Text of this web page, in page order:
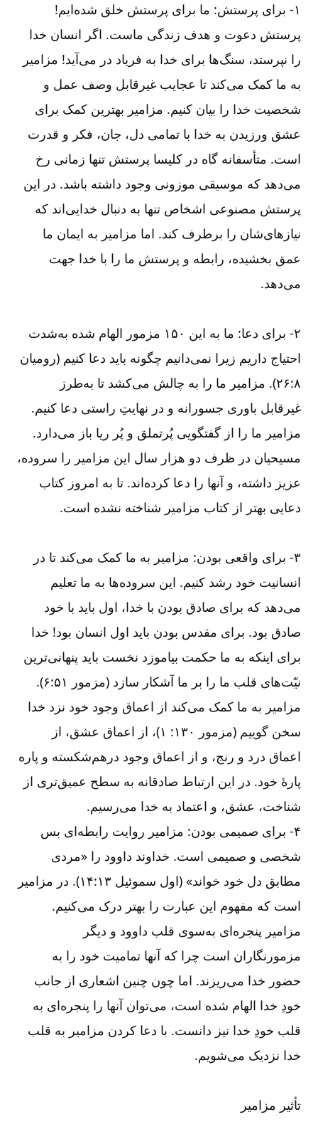
۱-‏‏‏‏‏ برای پرستش: ما برای پرستش خلق شده‌‌ایم!
پرستش دعوت و هدف زندگی ماست. اگر انسان خدا
را نپرستد، سنگ‌‌ها برای خدا به فریاد در می‌‌آید! مزامیر
به ما کمک می‌‌کند تا عجایب غیرقابل وصف عمل و
شخصیت خدا را بیان کنیم. مزامیر بهترین کمک برای
عشق ورزیدن به خدا با تمامی دل، جان، فکر و قدرت
است. متأسفانه گاه در کلیسا پرستش تنها زمانی رخ
می‌‌دهد که موسیقی موزونی وجود داشته باشد. در این
پرستش مصنوعی اشخاص تنها به دنبال خدایی‌‌اند که
نیازهای‌‌شان را برطرف کند. اما مزامیر به ایمان ما
عمق بخشیده، رابطه و پرستش ما را با خدا جهت
می‌‌دهد.
۲-‏‏‏‏‏ برای دعا: ما به این ۱۵۰ مزمور الهام شده به‌‌شدت
احتیاج داریم زیرا نمی‌‌دانیم چگونه باید دعا کنیم (رومیان
۸:‏۲۶). مزامیر ما را به چالش می‌‌کشد تا به‌‌طرز
غیرقابل باوری جسورانه و در نهایتِ راستی دعا کنیم.
مزامیر ما را از گفتگویی پُرتملق و پُر ریا باز می‌‌دارد.
مسیحیان در ظرف دو هزار سال این مزامیر را سروده،
عزیز داشته، و آنها را دعا کرده‌‌اند. تا به امروز کتاب
دعایی بهتر از کتاب مزامیر شناخته نشده است.
۳-‏‏‏‏‏ برای واقعی بودن: مزامیر به ما کمک می‌‌کند تا در
انسانیت خود رشد کنیم. این سروده‌‌ها به ما تعلیم
می‌‌دهد که برای صادق بودن با خدا، اول باید با خود
صادق بود. برای مقدس بودن باید اول انسان بود! خدا
برای اینکه به ما حکمت بیاموزد نخست باید پنهانی‌‌ترین
نیّت‌‌های قلب ما را بر ما آشکار سازد (مزمور ۵۱:‏۶).
مزامیر به ما کمک می‌‌کند از اعماق وجود خود نزد خدا
سخن گوییم (مزمور ۱۳۰:‏ ۱)، از اعماق عشق، از
اعماق درد و رنج، و از اعماق وجود درهم‌‌شکسته و پاره
پارۀ خود. در این ارتباط صادقانه به سطح عمیق‌‌تری از
شناخت، عشق، و اعتماد به خدا می‌‌رسیم.
۴-‏‏‏‏‏ برای صمیمی بودن: مزامیر روایت رابطه‌‌ای بس
شخصی و صمیمی است. خداوند داوود را «‌مردی
مطابق دل خود خواند» (اول سموئیل ۱۳:‏۱۴). در مزامیر
است که مفهوم این عبارت را بهتر درک می‌‌کنیم.
مزامیر پنجره‌‌ای به‌‌سوی قلب داوود و دیگر
مزمورنگاران است چرا که آنها تمامیت خود را به
حضور خدا می‌‌ریزند. اما چون چنین اشعاری از جانب
خودِ خدا الهام شده است، می‌‌توان آنها را پنجره‌‌ای به
قلب خودِ خدا نیز دانست. با دعا کردن مزامیر به قلب
خدا نزدیک می‌‌شویم.
تأثیر مزامیر